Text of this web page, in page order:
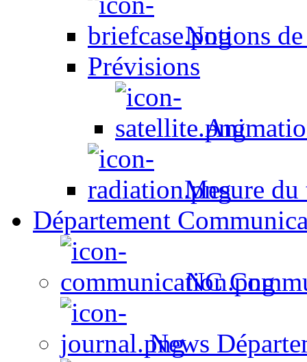
Notions
Prévisions
Mesure du
Département
NC
News